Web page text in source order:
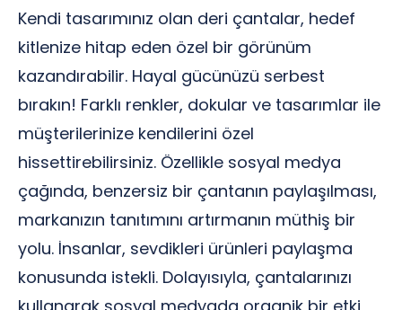
Kendi tasarımınız olan deri çantalar, hedef
kitlenize hitap eden özel bir görünüm
kazandırabilir. Hayal gücünüzü serbest
bırakın! Farklı renkler, dokular ve tasarımlar ile
müşterilerinize kendilerini özel
hissettirebilirsiniz. Özellikle sosyal medya
çağında, benzersiz bir çantanın paylaşılması,
markanızın tanıtımını artırmanın müthiş bir
yolu. İnsanlar, sevdikleri ürünleri paylaşma
konusunda istekli. Dolayısıyla, çantalarınızı